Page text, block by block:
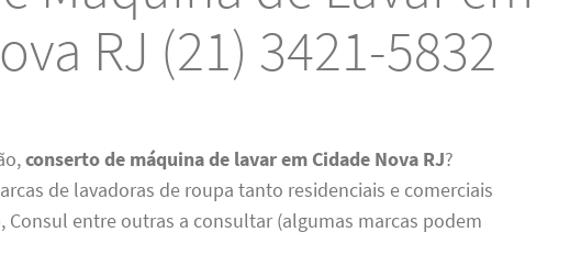
RJ (21) 3421-5832
conserto de máquina de lavar em Cidade Nova RJ?
de lavadoras de roupa tanto residenciais e comerciais
Consul entre outras a consultar (algumas marcas podem